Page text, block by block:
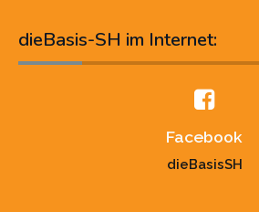
dieBasis-SH im Internet:
Facebook
dieBasisSH